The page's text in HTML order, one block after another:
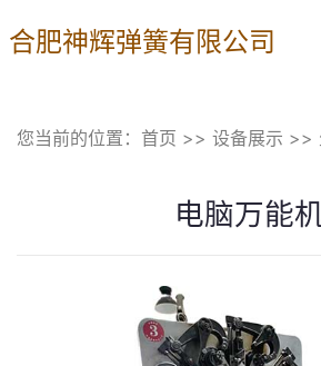
合肥神辉弹簧有限公司
您当前的位置： 首页 >> 设备展示 >>
电脑万能